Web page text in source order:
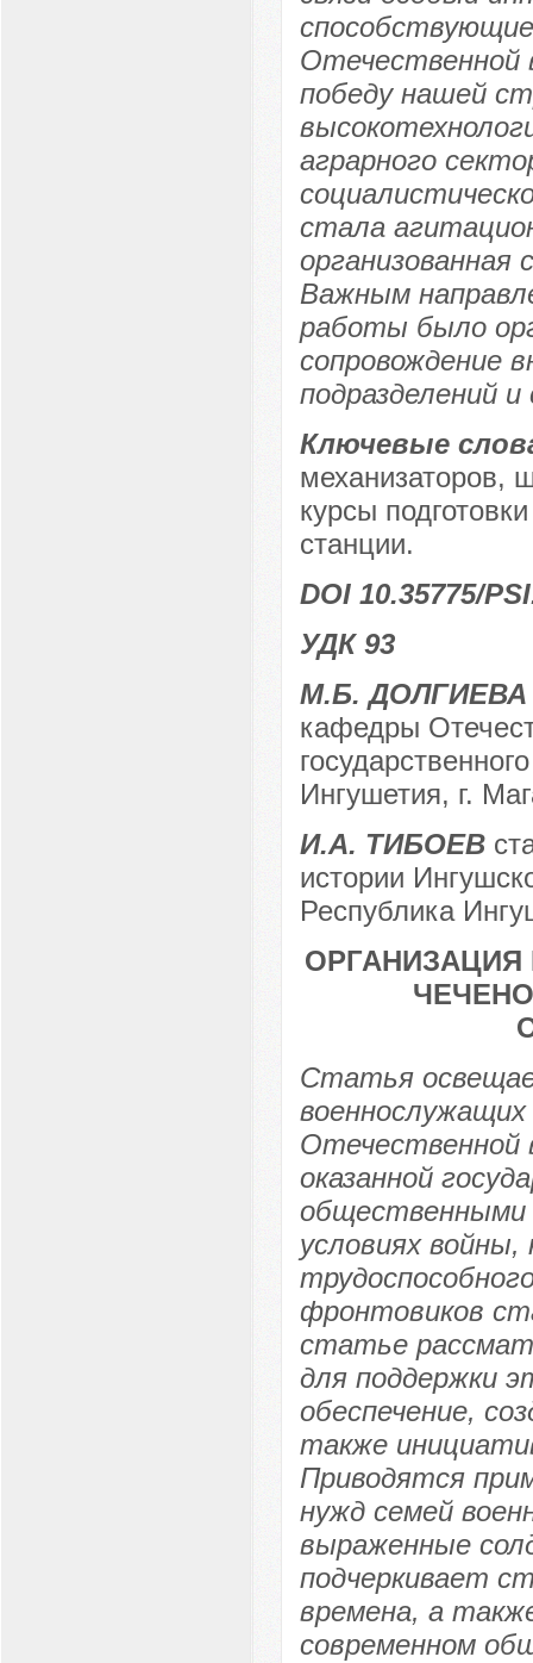
Отечественной
победу нашей
аграрного
стала
организованная
Важным
работы было
сопровождение
подразделений и
Ключевые
механизаторов,
курсы
станции.
DOI 10.35775/
УДК 93
М.Б. ДОЛГИЕВА
кафедры
Ингушетия, г.
И.А. ТИБОЕВ
истории
Республика
Статья
Отечественной
оказанной
общественными
условиях войны,
фронтовиков
статье
для поддержки
обеспечение,
также
Приводятся
нужд семей
выраженные
подчеркивает
времена, а
современном